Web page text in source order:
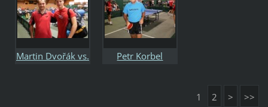
Martin Dvořák vs.
Petr Korbel
1 2 > >>